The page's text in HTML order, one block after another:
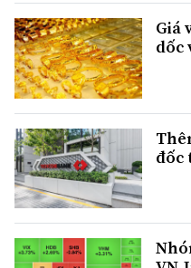
Giá
dốc
đốc